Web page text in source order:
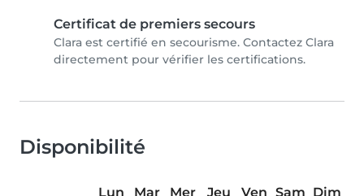
Certificat de premiers secours
Clara est certifié en secourisme. Contactez Clara
directement pour vérifier les certifications.
Disponibilité
Lun Mar Mer Jeu Ven Sam Dim